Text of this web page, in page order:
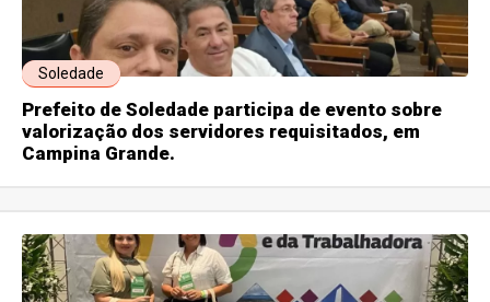
Soledade
Prefeito de Soledade participa de evento sobre
valorização dos servidores requisitados, em
Campina Grande.